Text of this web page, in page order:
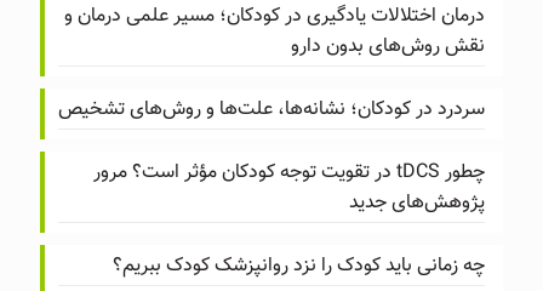
درمان اختلالات یادگیری در کودکان؛ مسیر علمی درمان و
نقش روش‌های بدون دارو
سردرد در کودکان؛ نشانه‌ها، علت‌ها و روش‌های تشخیص
چطور tDCS در تقویت توجه کودکان مؤثر است؟ مرور
پژوهش‌های جدید
چه زمانی باید کودک را نزد روانپزشک کودک ببریم؟